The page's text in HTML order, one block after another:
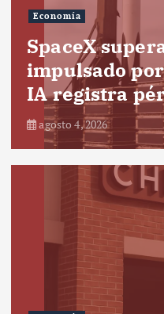
Economía
SpaceX
impulsado
IA registra
agosto 4, 2026